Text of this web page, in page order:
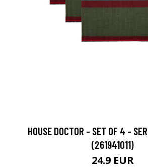
HOUSE DOCTOR - SET OF 4 -
(261941011)
24.9 EUR